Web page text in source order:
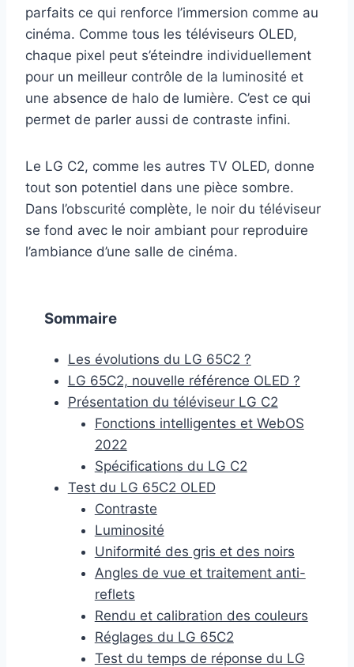
parfaits ce qui renforce l’immersion comme au
cinéma. Comme tous les téléviseurs OLED,
chaque pixel peut s’éteindre individuellement
pour un meilleur contrôle de la luminosité et
une absence de halo de lumière. C’est ce qui
permet de parler aussi de contraste infini.
Le LG C2, comme les autres TV OLED, donne
tout son potentiel dans une pièce sombre.
Dans l’obscurité complète, le noir du téléviseur
se fond avec le noir ambiant pour reproduire
l’ambiance d’une salle de cinéma.
Sommaire
Les évolutions du LG 65C2 ?
LG 65C2, nouvelle référence OLED ?
Présentation du téléviseur LG C2
Fonctions intelligentes et WebOS
2022
Spécifications du LG C2
Test du LG 65C2 OLED
Contraste
Luminosité
Uniformité des gris et des noirs
Angles de vue et traitement anti-
reflets
Rendu et calibration des couleurs
Réglages du LG 65C2
Test du temps de réponse du LG